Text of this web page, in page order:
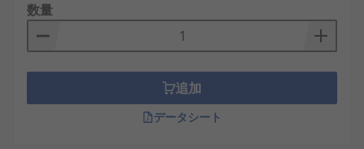
数量
追加
データシート